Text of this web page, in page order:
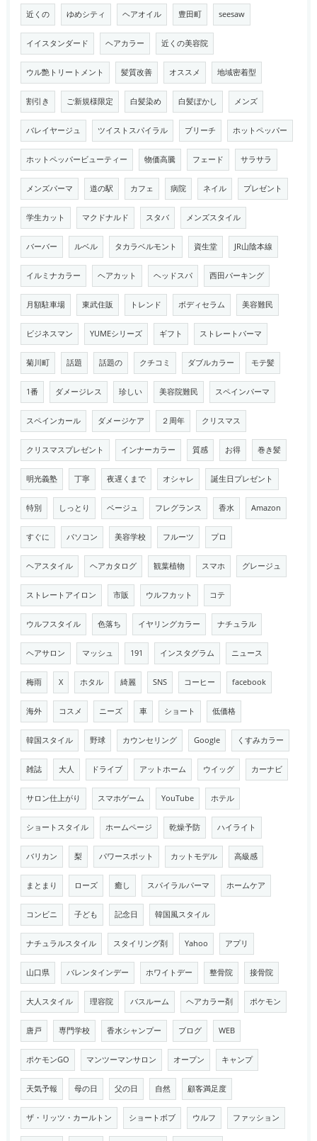
近くの ゆめシティ ヘアオイル 豊田町 seesaw
イイスタンダード ヘアカラー 近くの美容院
ウル艶トリートメント 髪質改善 オススメ 地域密着型
割引き ご新規様限定 白髪染め 白髪ぼかし メンズ
バレイヤージュ ツイストスパイラル ブリーチ ホットペッパー
ホットペッパービューティー 物価高騰 フェード サラサラ
メンズパーマ 道の駅 カフェ 病院 ネイル プレゼント
学生カット マクドナルド スタバ メンズスタイル
バーバー ルベル タカラベルモント 資生堂 JR山陰本線
イルミナカラー ヘアカット ヘッドスパ 西田パーキング
月額駐車場 東武住販 トレンド ボディセラム 美容難民
ビジネスマン YUMEシリーズ ギフト ストレートパーマ
菊川町 話題 話題の クチコミ ダブルカラー モテ髪
1番 ダメージレス 珍しい 美容院難民 スペインパーマ
スペインカール ダメージケア ２周年 クリスマス
クリスマスプレゼント インナーカラー 質感 お得 巻き髪
明光義塾 丁寧 夜遅くまで オシャレ 誕生日プレゼント
特別 しっとり ベージュ フレグランス 香水 Amazon
すぐに パソコン 美容学校 フルーツ プロ
ヘアスタイル ヘアカタログ 観葉植物 スマホ グレージュ
ストレートアイロン 市販 ウルフカット コテ
ウルフスタイル 色落ち イヤリングカラー ナチュラル
ヘアサロン マッシュ 191 インスタグラム ニュース
梅雨 X ホタル 綺麗 SNS コーヒー facebook
海外 コスメ ニーズ 車 ショート 低価格
韓国スタイル 野球 カウンセリング Google くすみカラー
雑誌 大人 ドライブ アットホーム ウイッグ カーナビ
サロン仕上がり スマホゲーム YouTube ホテル
ショートスタイル ホームページ 乾燥予防 ハイライト
バリカン 梨 パワースポット カットモデル 高級感
まとまり ローズ 癒し スパイラルパーマ ホームケア
コンビニ 子ども 記念日 韓国風スタイル
ナチュラルスタイル スタイリング剤 Yahoo アプリ
山口県 バレンタインデー ホワイトデー 整骨院 接骨院
大人スタイル 理容院 バスルーム ヘアカラー剤 ポケモン
唐戸 専門学校 香水シャンプー ブログ WEB
ポケモンGO マンツーマンサロン オープン キャンプ
天気予報 母の日 父の日 自然 顧客満足度
ザ・リッツ・カールトン ショートボブ ウルフ ファッション